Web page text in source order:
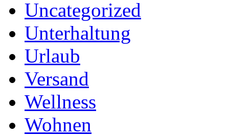
Uncategorized
Unterhaltung
Urlaub
Versand
Wellness
Wohnen